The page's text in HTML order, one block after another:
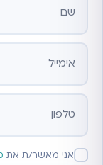
אתר
אני מאשר/ת את